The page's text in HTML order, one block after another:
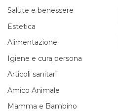
Salute e benessere
Estetica
Alimentazione
Igiene e cura persona
Articoli sanitari
Amico Animale
Mamma e Bambino